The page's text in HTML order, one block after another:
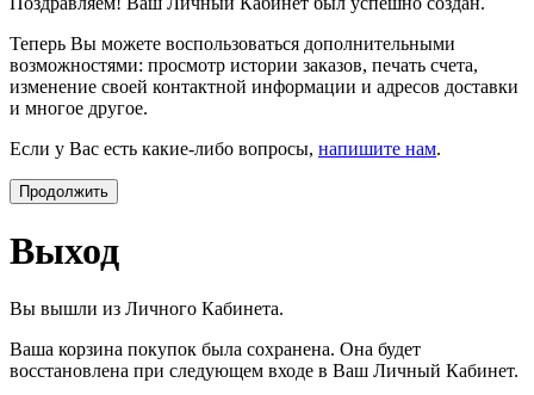
Теперь Вы можете воспользоваться дополнительными
возможностями: просмотр истории заказов, печать счета,
изменение своей контактной информации и адресов доставки
и многое другое.
Если у Вас есть какие-либо вопросы, напишите нам.
Продолжить
Выход
Вы вышли из Личного Кабинета.
Ваша корзина покупок была сохранена. Она будет
восстановлена при следующем входе в Ваш Личный Кабинет.